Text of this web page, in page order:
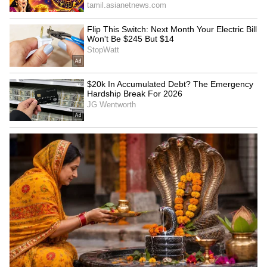
Image Credit :Asianet News
ரிஷபம்
இந்த ராசிக்காரர்களுக்கு அதிர்ஷ்டம்
முழுமையாக கைகொடுக்கும். முதலீடுகள்
மூலம் பெரிய லாபம் கிடைக்க
வாய்ப்புள்ளது. வேலை தேடுபவர்களுக்கு
அவர்கள் விரும்பிய வேலை கிடைக்கும்.
சமூகத்தில் உங்கள் நல்ல செயல்களுக்கு
மதிப்பும் மரியாதையும் கூடும். புதிய
தொழில் தொடங்க இது சரியான நேரம்.